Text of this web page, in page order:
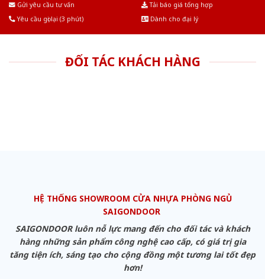
Gửi yêu cầu tư vấn
Tải báo giá tổng hợp
Yêu cầu gọi lại (3 phút)
Dành cho đại lý
ĐỐI TÁC KHÁCH HÀNG
HỆ THỐNG SHOWROOM CỬA NHỰA PHÒNG NGỦ
SAIGONDOOR
SAIGONDOOR luôn nỗ lực mang đến cho đối tác và khách
hàng những sản phẩm công nghệ cao cấp, có giá trị gia
tăng tiện ích, sáng tạo cho cộng đồng một tương lai tốt đẹp
hơn!